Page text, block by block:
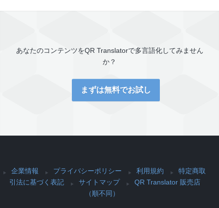
あなたのコンテンツをQR Translatorで多言語化してみません
か？
まずは無料でお試し
企業情報 プライバシーポリシー 利用規約
特定商取
引法に基づく表記
サイトマップ
QR Translator 販売店
（順不同）